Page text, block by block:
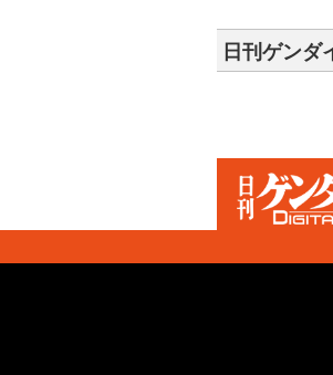
日刊ゲンダ